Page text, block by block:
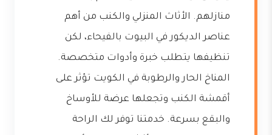
منازلهم. الأثاث المنزلي والكنب من أهم
عناصر الديكور في البيوت بالفيحاء، لكن
تنظيفها يتطلب خبرة وأدوات متخصصة.
المناخ الحار والرطوبة في الكويت تؤثر على
أقمشة الكنب وتجعلها عرضة للأوساخ
والبقع بسرعة. خدمتنا توفر لك الراحة